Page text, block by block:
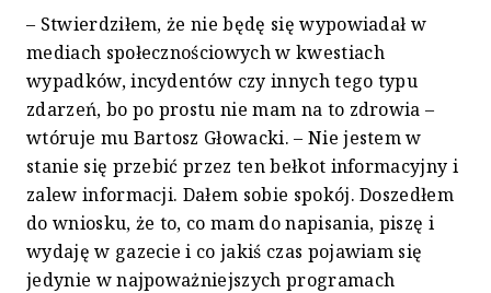
– Stwierdziłem, że nie będę się wypowiadał w
mediach społecznościowych w kwestiach
wypadków, incydentów czy innych tego typu
zdarzeń, bo po prostu nie mam na to zdrowia –
wtóruje mu Bartosz Głowacki. – Nie jestem w
stanie się przebić przez ten bełkot informacyjny i
zalew informacji. Dałem sobie spokój. Doszedłem
do wniosku, że to, co mam do napisania, piszę i
wydaję w gazecie i co jakiś czas pojawiam się
jedynie w najpoważniejszych programach